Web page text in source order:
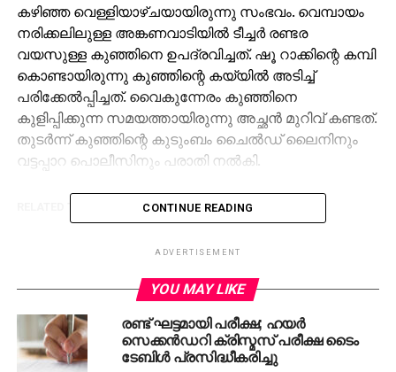
കഴിഞ്ഞ വെള്ളിയാഴ്ചയായിരുന്നു സംഭവം. വെമ്പായം
നരിക്കലിലുള്ള അങ്കണവാടിയില്‍ ടീച്ചര്‍ രണ്ടര
വയസുള്ള കുഞ്ഞിനെ ഉപദ്രവിച്ചത്. ഷൂ റാക്കിന്റെ കമ്പി
കൊണ്ടായിരുന്നു കുഞ്ഞിന്റെ കയ്യില്‍ അടിച്ച്
പരിക്കേല്‍പ്പിച്ചത്. വൈകുന്നേരം കുഞ്ഞിനെ
കുളിപ്പിക്കുന്ന സമയത്തായിരുന്നു അച്ഛന്‍ മുറിവ് കണ്ടത്.
തുടര്‍ന്ന് കുഞ്ഞിന്റെ കുടുംബം ചൈല്‍ഡ് ലൈനിനും
വട്ടപ്പാറ പൊലീസിനും പരാതി നല്‍കി.
KERALA SUSPENSION
കലൂര്‍ സ്റ്റേഡിയത്തിലുണ്ടായ അപകടം; ഓസ്‌കര്‍
ഇവന്റ് മാനേജ്മെന്റ് ഉടമ പി എസ് ജനീഷ് കുമാറിന്
ജാമ്യം
DON'T MISS
പി.വി അന്‍വര്‍ വിഷയം നിലവില്‍ യുഡിഎഫിന്
മുന്നിലല്ല; എം.എം ഹസന്‍
CONTINUE READING
ADVERTISEMENT
YOU MAY LIKE
രണ്ട് ഘട്ടമായി പരീക്ഷ; ഹയര്‍
സെക്കന്‍ഡറി ക്രിസ്മസ് പരീക്ഷ ടൈം
ടേബിള്‍ പ്രസിദ്ധീകരിച്ചു